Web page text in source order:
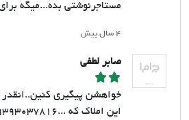
مستاجرنوشتی بده...میگه
۴ سال پیش
صابر لطفی
خواهشن پیگیری کنین..انقدر
این املاک که ...۰۹۳۹۳۰۳۷۸۱۶